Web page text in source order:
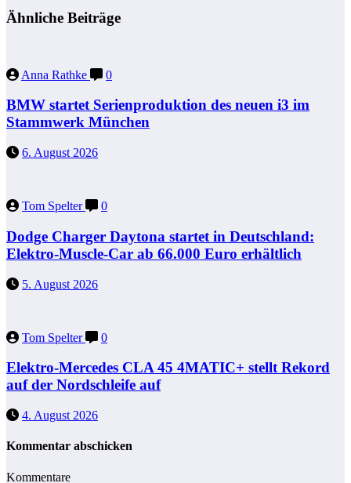
Ähnliche Beiträge
Anna Rathke 0
BMW startet Serienproduktion des neuen i3 im
Stammwerk München
6. August 2026
Tom Spelter 0
Dodge Charger Daytona startet in Deutschland:
Elektro-Muscle-Car ab 66.000 Euro erhältlich
5. August 2026
Tom Spelter 0
Elektro-Mercedes CLA 45 4MATIC+ stellt Rekord
auf der Nordschleife auf
4. August 2026
Kommentar abschicken
Kommentare